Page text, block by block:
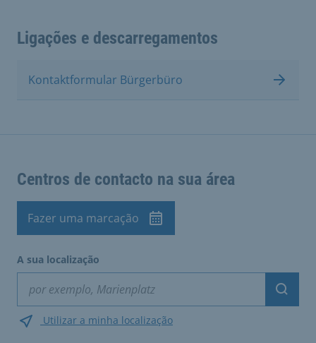
Ligações e descarregamentos
Kontaktformular Bürgerbüro
Centros de contacto na sua área
Fazer uma marcação
A sua localização
Utilizar a minha localização